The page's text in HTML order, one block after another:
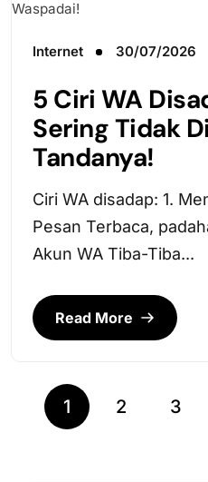
Internet 30/07/2026
5 Ciri WA
Sering Tidak
Tandanya!
Ciri WA disadap: 1.
Pesan Terbaca,
Akun WA Tiba-Tiba...
Read More
1 2 3